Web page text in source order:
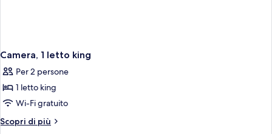
Camera, 1 letto king
Per 2 persone
1 letto king
Wi-Fi gratuito
Scopri di più
Altri